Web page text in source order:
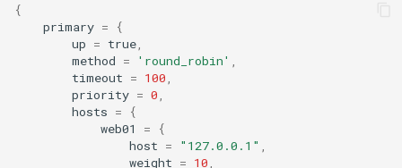
passenger
{
primary =
{
up = true
method = 'round_robin'
timeout = 100
priority = 0
hosts =
{
web01
=
{
host = "127.0.0.1"
weight = 10